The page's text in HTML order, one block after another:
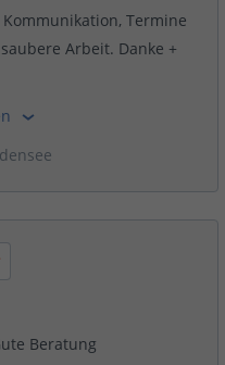
Termine
Arbeit. Danke +
Beratung